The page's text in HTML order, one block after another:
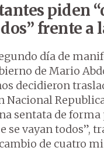
piden
frente a
día de
de Mario
decidieron
Nacional
sentata de forma
se vayan todos”,
de cuatro